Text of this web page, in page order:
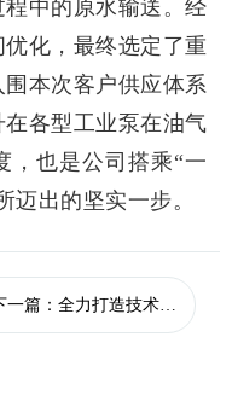
中的原水输送。经
化，最终选定了重
本次客户供应体系
各型工业泵在油气
，也是公司搭乘“一
迈出的坚实一步。
下一篇：全力打造技术-生产一体化平台 总装、技术中心携手顺利完成四代核电主泵重要装配节点任务